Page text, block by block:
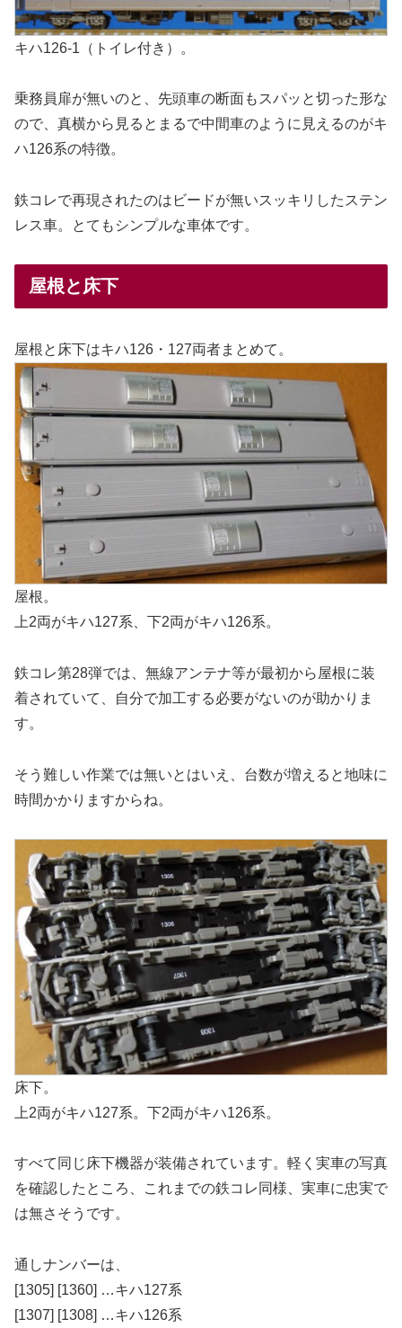
キハ126-1（トイレ付き）。
乗務員扉が無いのと、先頭車の断面もスパッと切った形な
ので、真横から見るとまるで中間車のように見えるのがキ
ハ126系の特徴。
鉄コレで再現されたのはビードが無いスッキリしたステン
レス車。とてもシンプルな車体です。
屋根と床下
屋根と床下はキハ126・127両者まとめて。
屋根。
上2両がキハ127系、下2両がキハ126系。
鉄コレ第28弾では、無線アンテナ等が最初から屋根に装
着されていて、自分で加工する必要がないのが助かりま
す。
そう難しい作業では無いとはいえ、台数が増えると地味に
時間かかりますからね。
床下。
上2両がキハ127系。下2両がキハ126系。
すべて同じ床下機器が装備されています。軽く実車の写真
を確認したところ、これまでの鉄コレ同様、実車に忠実で
は無さそうです。
通しナンバーは、
[1305] [1360] …キハ127系
[1307] [1308] …キハ126系